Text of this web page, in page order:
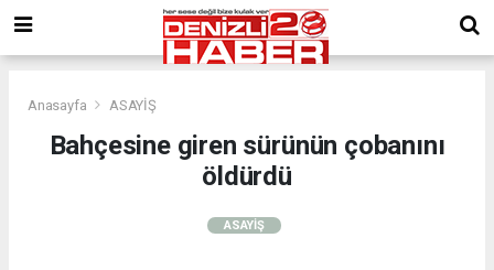
Anasayfa ASAYİŞ
Bahçesine giren sürünün çobanını
öldürdü
ASAYİŞ